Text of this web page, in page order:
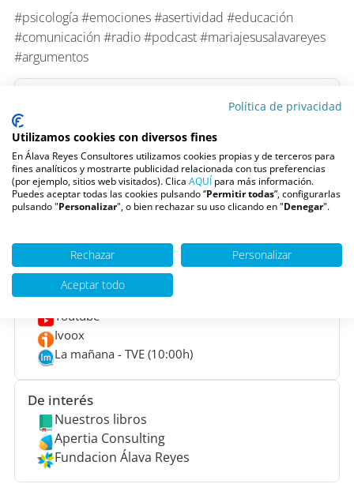
#psicología #emociones #asertividad #educación
#comunicación #radio #podcast #mariajesusalavareyes
#argumentos
Situado enMadrid, somos uno de los Centros de
Psicología más grandes de España formado por un
equipo multidisciplinar dePsicólogos, Psiquiatras,
Logopedas y Neuropsicólogos, que nos permite
trabajar con todos los rangos de edad y tipos de
Pide una cita
Escúchanos en
Youtube
Ivoox
La mañana - TVE (10:00h)
De interés
Nuestros libros
Apertia Consulting
Fundacion Álava Reyes
Política de privacidad
Utilizamos cookies con diversos fines
En Álava Reyes Consultores utilizamos cookies propias y de terceros para
fines analíticos y mostrarte publicidad relacionada con tus preferencias
(por ejemplo, sitios web visitados). Clica AQUÍ para más información.
Puedes aceptar todas las cookies pulsando ‘’Permitir todas”, configurarlas
pulsando "Personalizar", o bien rechazar su uso clicando en "Denegar".
Rechazar
Personalizar
Aceptar todo